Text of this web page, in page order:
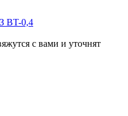
BT-0,4
с вами и уточнят